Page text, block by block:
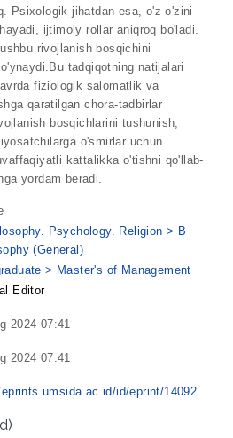
Psixologik jihatdan esa, o'z-o'zini
ijtimoiy rollar aniqroq bo'ladi.
rivojlanish bosqichini
tadqiqotning natijalari
fiziologik salomatlik va
qaratilgan chora-tadbirlar
bosqichlarini tushunish,
o'smirlar uchun
kattalikka o'tishni qo'llab-
yordam beradi.
Psychology. Religion > B
(General)
> Master's of Management
Editor
2024 07:41
2024 07:41
id/eprint/14092